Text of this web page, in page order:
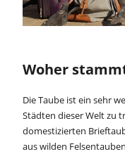
Woher
Die Taube ist ein sehr
Städten dieser Welt zu
domestizierten
aus wilden